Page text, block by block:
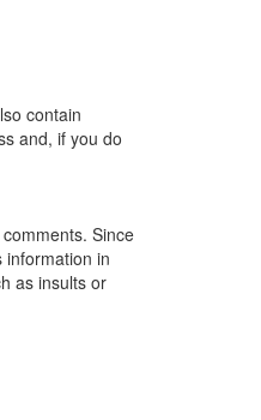
contain
and, if you do
Since
information in
as insults or